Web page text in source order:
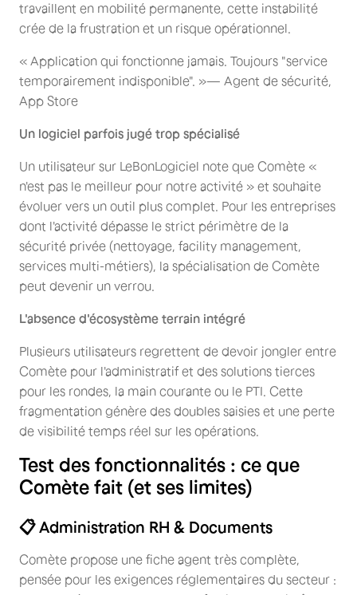
travaillent en mobilité permanente, cette instabilité
crée de la frustration et un risque opérationnel.
« Application qui fonctionne jamais. Toujours "service
temporairement indisponible". »— Agent de sécurité,
App Store
Un logiciel parfois jugé trop spécialisé
Un utilisateur sur LeBonLogiciel note que Comète «
n'est pas le meilleur pour notre activité » et souhaite
évoluer vers un outil plus complet. Pour les entreprises
dont l'activité dépasse le strict périmètre de la
sécurité privée (nettoyage, facility management,
services multi-métiers), la spécialisation de Comète
peut devenir un verrou.
L'absence d'écosystème terrain intégré
Plusieurs utilisateurs regrettent de devoir jongler entre
Comète pour l'administratif et des solutions tierces
pour les rondes, la main courante ou le PTI. Cette
fragmentation génère des doubles saisies et une perte
de visibilité temps réel sur les opérations.
Test des fonctionnalités : ce que
Comète fait (et ses limites)
📋 Administration RH & Documents
Comète propose une fiche agent très complète,
pensée pour les exigences réglementaires du secteur :